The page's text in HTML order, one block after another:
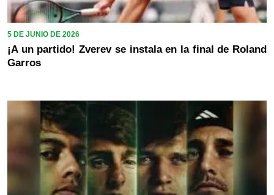
5 DE JUNIO DE 2026
¡A un partido! Zverev se instala en la final de Roland
Garros